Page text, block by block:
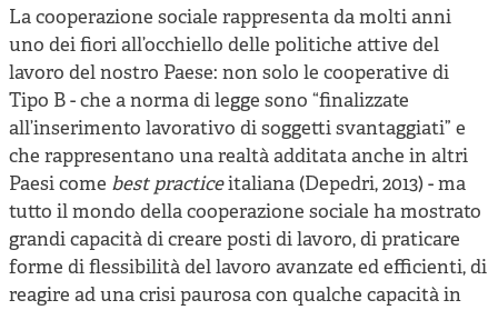
La cooperazione sociale rappresenta da molti anni
uno dei fiori all’occhiello delle politiche attive del
lavoro del nostro Paese: non solo le cooperative di
Tipo B - che a norma di legge sono “finalizzate
all’inserimento lavorativo di soggetti svantaggiati” e
che rappresentano una realtà additata anche in altri
Paesi come best practiceitaliana (Depedri, 2013) - ma
tutto il mondo della cooperazione sociale ha mostrato
grandi capacità di creare posti di lavoro, di praticare
forme di flessibilità del lavoro avanzate ed efficienti, di
reagire ad una crisi paurosa con qualche capacità in